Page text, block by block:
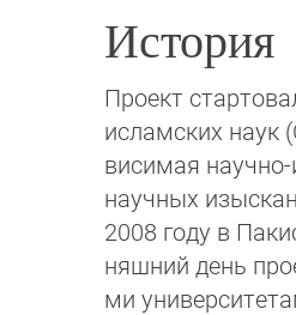
История
Проект
ис­ламских наук
ви­си­мая
на­учных
2008 го­ду в
няш­ний день
ми